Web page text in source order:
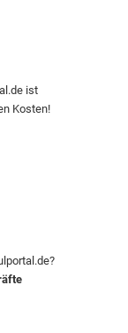
ist
Kosten!